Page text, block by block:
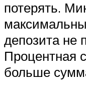
потерять.
депозита не
Процентная
больше